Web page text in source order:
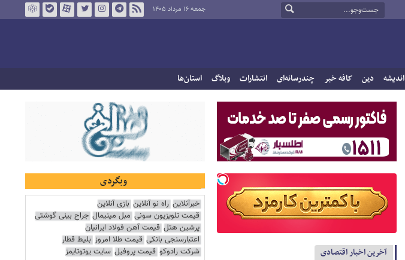
جمعه ۱۶ مرداد ۱۴۰۵
اندیشه دین کافه خبر چندرسانه‌ای انتشارات وبلاگ استان‌ها
آخرین اخبار اقتصادی
وبگردی
خبرآنلاین راه نو آنلاین بازی آنلاین
قیمت تلویزیون سونی مبل مینیمال جراح بینی گوشتی
پرشین هتل قیمت آهن فولاد ایرانیان
اعتبارسنجی بانکی قیمت طلا امروز بلیط قطار
شرکت رادوکو قیمت پروفیل سایت یوتوتایمز